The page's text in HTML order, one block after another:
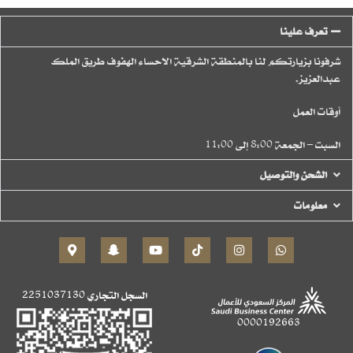
تعرف علينا
شرفونا بزيارتكم لنا بالمنطقة الشرقية الاحساء الهفوف طريق الملك
عبدالعزيز.
أوقات العمل
السبت – الجمعة 8:00 إلى 11:00
الشحن والتوصيل
معلومات
0000192663
السجل التجاري2251037130